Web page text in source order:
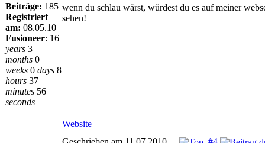
Beiträge: 185
Registriert
am: 08.05.10
Fusioneer: 16
years 3
months 0
weeks 0 days 8
hours 37
minutes 56
seconds
wenn du schlau wärst, würdest du es auf meiner
sehen!
Website